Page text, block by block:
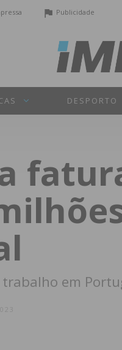
Publicidade
DESPORTO
em